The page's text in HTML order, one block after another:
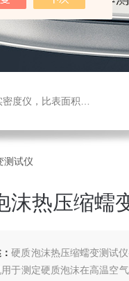
仪，炭块二氧化碳反应测定仪
测试仪
沫热压缩蠕
硬质泡沫热压缩蠕变测试
于测定硬质泡沫在高温空